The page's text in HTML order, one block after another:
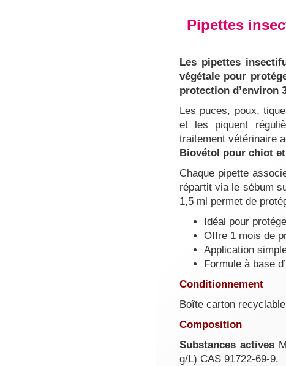
Pipettes
Les pipettes
végétale pour
protection d’environ
Les puces, poux,
et les piquent
traitement vétérinaire
Biovétol pour chiot
Chaque pipette
répartit via le sébum
1,5 ml permet de
Idéal pour
Offre 1 mois de
Application
Formule à base
Conditionnement
Boîte carton
Composition
Substances actives
g/L) CAS 91722-69-9.